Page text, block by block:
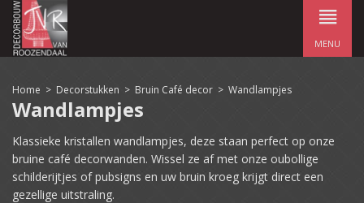
MENU
Home > Decorstukken > Bruin Café decor > Wandlampjes
Wandlampjes
Klassieke kristallen wandlampjes, deze staan perfect op onze
bruine café decorwanden. Wissel ze af met onze oubollige
schilderijtjes of pubsigns en uw bruin kroeg krijgt direct een
gezellige uitstraling.